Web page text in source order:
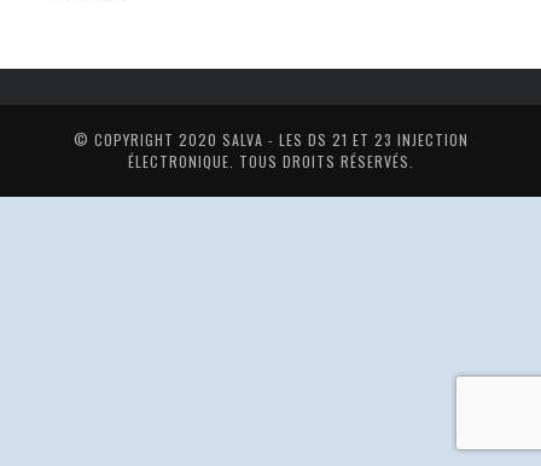
© COPYRIGHT 2020 SALVA - LES DS 21 ET 23 INJECTION
ÉLECTRONIQUE . TOUS DROITS RÉSERVÉS.